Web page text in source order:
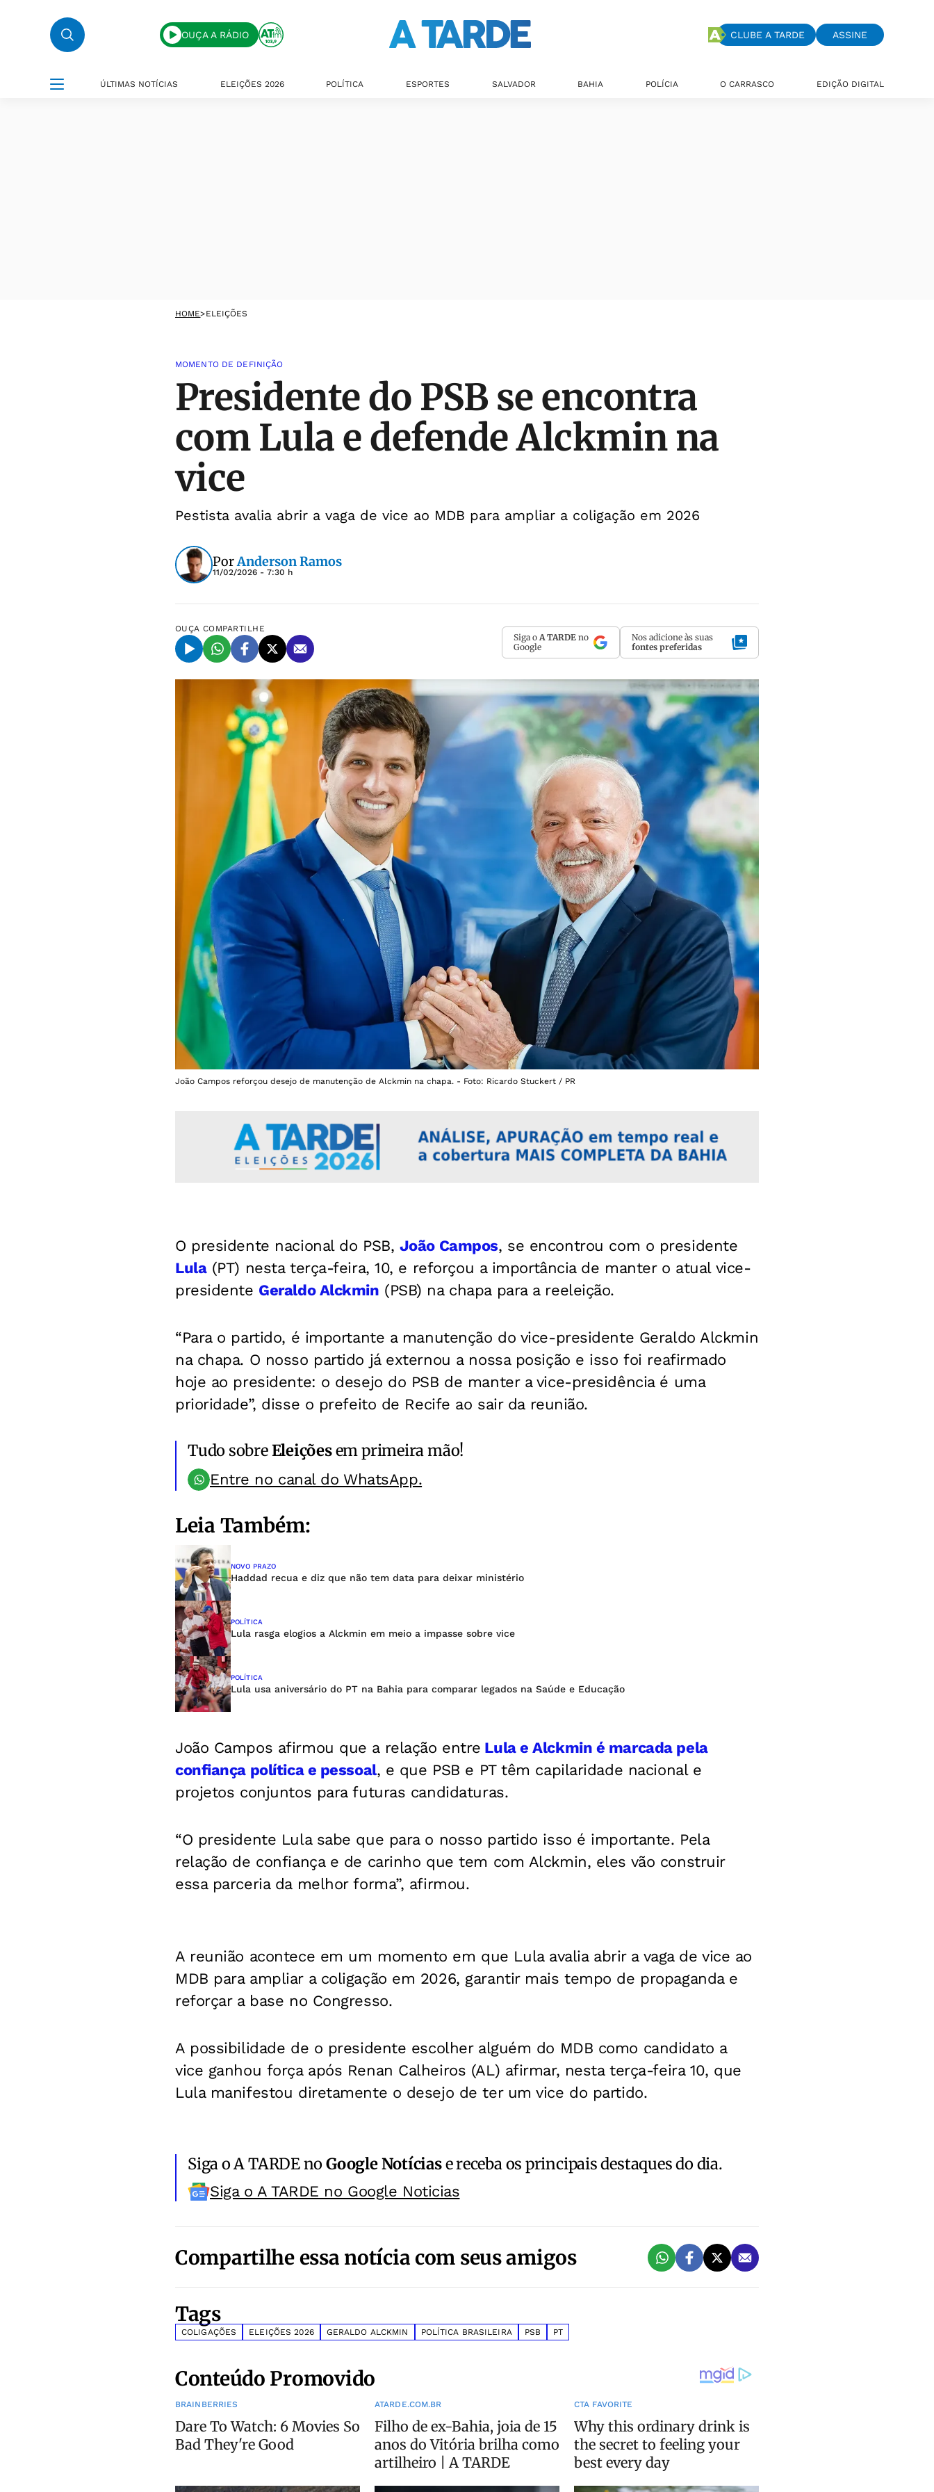
OUÇA A RÁDIO CLUBE A TARDE ASSINE
ÚLTIMAS NOTÍCIAS ELEIÇÕES 2026 POLÍTICA ESPORTES SALVADOR BAHIA POLÍCIA O CARRASCO EDIÇÃO DIGITAL
HOME>ELEIÇÕES
MOMENTO DE DEFINIÇÃO
Presidente do PSB se encontra
com Lula e defende Alckmin na
vice
Pestista avalia abrir a vaga de vice ao MDB para ampliar a coligação em 2026
PorAnderson Ramos
11/02/2026 - 7:30 h
OUÇA COMPARTILHE
Siga o A TARDE no
Google
Nos adicione às suas
fontes preferidas
João Campos reforçou desejo de manutenção de Alckmin na chapa. - Foto: Ricardo Stuckert / PR
O presidente nacional do PSB, João Campos, se encontrou com o presidente
Lula(PT) nesta terça-feira, 10, e reforçou a importância de manter o atual vice-
presidente Geraldo Alckmin (PSB) na chapa para a reeleição.
“Para o partido, é importante a manutenção do vice-presidente Geraldo Alckmin
na chapa. O nosso partido já externou a nossa posição e isso foi reafirmado
hoje ao presidente: o desejo do PSB de manter a vice-presidência é uma
prioridade”, disse o prefeito de Recife ao sair da reunião.
Tudo sobreEleiçõesem primeira mão!
Entre no canal do WhatsApp.
Leia Também:
NOVO PRAZO
Haddad recua e diz que não tem data para deixar ministério
POLÍTICA
Lula rasga elogios a Alckmin em meio a impasse sobre vice
POLÍTICA
Lula usa aniversário do PT na Bahia para comparar legados na Saúde e Educação
João Campos afirmou que a relação entre Lula e Alckmin é marcada pela
confiança política e pessoal, e que PSB e PT têm capilaridade nacional e
projetos conjuntos para futuras candidaturas.
“O presidente Lula sabe que para o nosso partido isso é importante. Pela
relação de confiança e de carinho que tem com Alckmin, eles vão construir
essa parceria da melhor forma”, afirmou.
A reunião acontece em um momento em que Lula avalia abrir a vaga de vice ao
MDB para ampliar a coligação em 2026, garantir mais tempo de propaganda e
reforçar a base no Congresso.
A possibilidade de o presidente escolher alguém do MDB como candidato a
vice ganhou força após Renan Calheiros (AL) afirmar, nesta terça-feira 10, que
Lula manifestou diretamente o desejo de ter um vice do partido.
Siga o A TARDE noGoogle Notíciase receba os principais destaques do dia.
Siga o A TARDE no Google Noticias
Compartilhe essa notícia com seus amigos
Tags
COLIGAÇÕES ELEIÇÕES 2026 GERALDO ALCKMIN POLÍTICA BRASILEIRA PSB PT